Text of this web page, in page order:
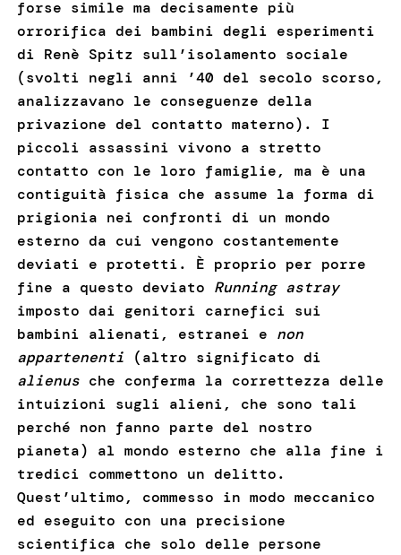
forse simile ma decisamente più
orrorifica dei bambini degli esperimenti
di Renè Spitz sull’isolamento sociale
(svolti negli anni ’40 del secolo scorso,
analizzavano le conseguenze della
privazione del contatto materno). I
piccoli assassini vivono a stretto
contatto con le loro famiglie, ma è una
contiguità fisica che assume la forma di
prigionia nei confronti di un mondo
esterno da cui vengono costantemente
deviati e protetti. È proprio per porre
fine a questo deviato Running astray
imposto dai genitori carnefici sui
bambini alienati, estranei e non
appartenenti (altro significato di
alienusche conferma la correttezza delle
intuizioni sugli alieni, che sono tali
perché non fanno parte del nostro
pianeta) al mondo esterno che alla fine i
tredici commettono un delitto.
Quest’ultimo, commesso in modo meccanico
ed eseguito con una precisione
scientifica che solo delle persone